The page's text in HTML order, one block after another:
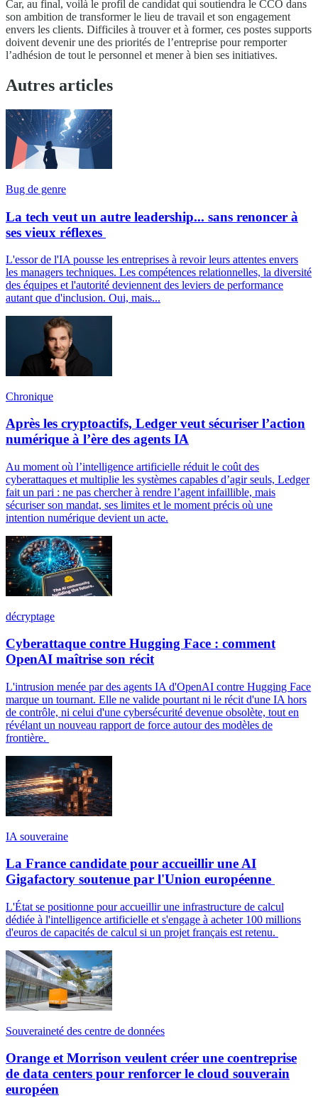
Car, au final, voilà le profil de candidat qui soutiendra le CCO dans
son ambition de transformer le lieu de travail et son engagement
envers les clients. Difficiles à trouver et à former, ces postes supports
doivent devenir une des priorités de l’entreprise pour remporter
l’adhésion de tout le personnel et mener à bien ses initiatives.
Autres articles
Bug de genre
La tech veut un autre leadership... sans renoncer à
ses vieux réflexes
L'essor de l'IA pousse les entreprises à revoir leurs attentes envers
les managers techniques. Les compétences relationnelles, la diversité
des équipes et l'autorité deviennent des leviers de performance
autant que d'inclusion. Oui, mais...
Chronique
Après les cryptoactifs, Ledger veut sécuriser l’action
numérique à l’ère des agents IA
Au moment où l’intelligence artificielle réduit le coût des
cyberattaques et multiplie les systèmes capables d’agir seuls, Ledger
fait un pari : ne pas chercher à rendre l’agent infaillible, mais
sécuriser son mandat, ses limites et le moment précis où une
intention numérique devient un acte.
décryptage
Cyberattaque contre Hugging Face : comment
OpenAI maîtrise son récit
L'intrusion menée par des agents IA d'OpenAI contre Hugging Face
marque un tournant. Elle ne valide pourtant ni le récit d'une IA hors
de contrôle, ni celui d'une cybersécurité devenue obsolète, tout en
révélant un nouveau rapport de force autour des modèles de
frontière.
IA souveraine
La France candidate pour accueillir une AI
Gigafactory soutenue par l'Union européenne
L'État se positionne pour accueillir une infrastructure de calcul
dédiée à l'intelligence artificielle et s'engage à acheter 100 millions
d'euros de capacités de calcul si un projet français est retenu.
Souveraineté des centre de données
Orange et Morrison veulent créer une coentreprise
de data centers pour renforcer le cloud souverain
européen